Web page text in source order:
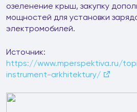
озеленение крыш, закупку
мощностей для установки
электромобилей.
Источник:
https://www.mperspektiva.ru/
instrument-arkhitektury/